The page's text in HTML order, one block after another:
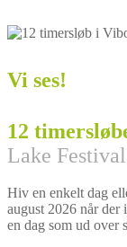
Vi ses!
12
Lake Festival
Hiv en enkelt dag
august 2026 når der
en dag som ud over